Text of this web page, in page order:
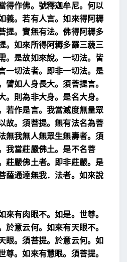
得作佛。號釋迦牟尼。何以
義。若有人言。如來得阿耨
提。實無有法。佛得阿耨多
。如來所得阿耨多羅三藐三
。 是故如來說。一切法。皆
一切法者。即非一切法。是
譬如人身長大。須菩提言。
。則為非大身。是名大身。
若作是言。我當滅度無量眾
故。須菩提。無有法名為菩
無我無人無眾生無壽者。須
我當莊嚴佛土。是不名菩
莊嚴佛土者。即非莊嚴。是
薩通達無我．法者。如來說
來有肉眼不。如是。世尊。
於意云何。如來有天眼不。
眼。須菩提。於意云何。如
尊。如來有慧眼。須菩提。